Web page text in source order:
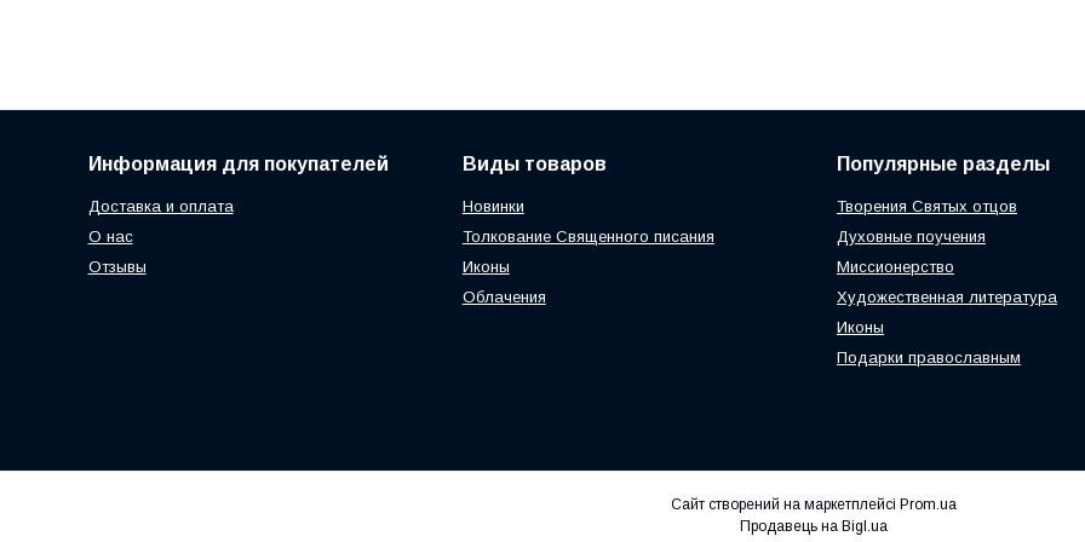
Информация для покупателей
Доставка и оплата
О нас
Отзывы
Виды товаров
Новинки
Толкование Священного писания
Иконы
Облачения
Популярные разделы
Творения Святых отцов
Духовные поучения
Миссионерство
Художественная литература
Иконы
Подарки православным
Сайт створений на маркетплейсі Prom.ua
Продавець на Bigl.ua